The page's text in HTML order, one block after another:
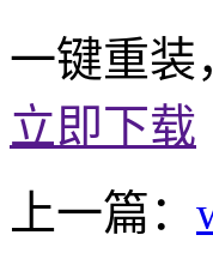
一键重装
立即下载
上一篇：